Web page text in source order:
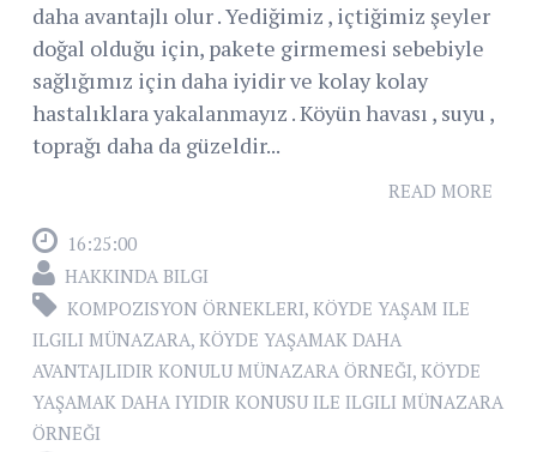
daha avantajlı olur . Yediğimiz , içtiğimiz şeyler
doğal olduğu için, pakete girmemesi sebebiyle
sağlığımız için daha iyidir ve kolay kolay
hastalıklara yakalanmayız . Köyün havası , suyu ,
toprağı daha da güzeldir...
READ MORE
16:25:00
HAKKINDA BILGI
KOMPOZISYON ÖRNEKLERI, KÖYDE YAŞAM ILE
ILGILI MÜNAZARA, KÖYDE YAŞAMAK DAHA
AVANTAJLIDIR KONULU MÜNAZARA ÖRNEĞI, KÖYDE
YAŞAMAK DAHA IYIDIR KONUSU ILE ILGILI MÜNAZARA
ÖRNEĞI